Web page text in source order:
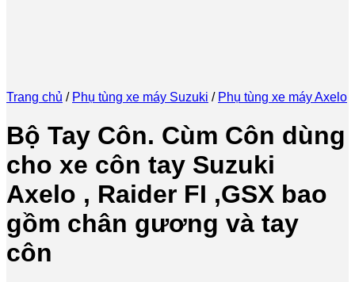
Trang chủ / Phụ tùng xe máy Suzuki / Phụ tùng xe máy Axelo
Bộ Tay Côn. Cùm Côn dùng
cho xe côn tay Suzuki
Axelo , Raider FI ,GSX bao
gồm chân gương và tay
côn